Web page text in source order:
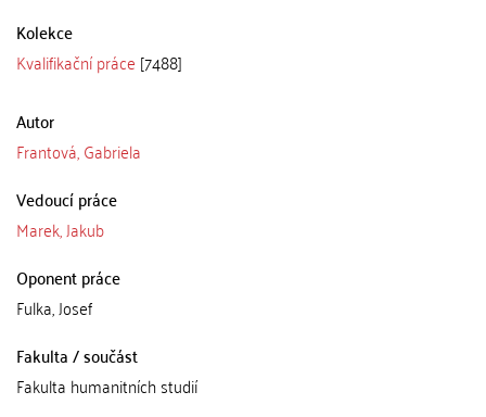
Kolekce
Kvalifikační práce [7488]
Autor
Frantová, Gabriela
Vedoucí práce
Marek, Jakub
Oponent práce
Fulka, Josef
Fakulta / součást
Fakulta humanitních studií